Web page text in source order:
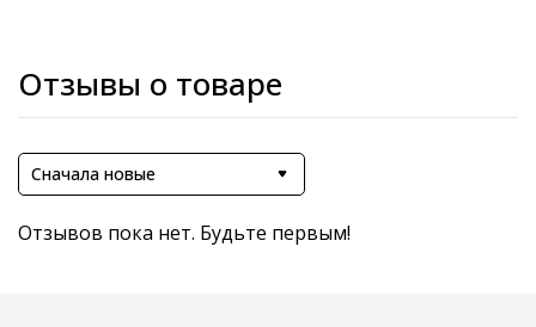
Отзывы о товаре
Сначала новые
Отзывов пока нет. Будьте первым!